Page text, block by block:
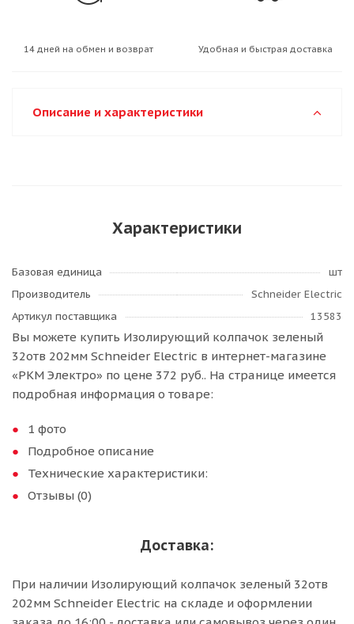
14 дней на обмен и возврат Удобная и быстрая доставка
Описание и характеристики
Характеристики
Базовая единица
шт
Производитель
Schneider Electric
Артикул поставщика
13583
Вы можете купить Изолирующий колпачок зеленый
32отв 202мм Schneider Electric в интернет-магазине
«РКМ Электро» по цене 372 руб.. На странице имеется
подробная информация о товаре:
1 фото
Подробное описание
Технические характеристики:
Отзывы (0)
Доставка:
При наличии Изолирующий колпачок зеленый 32отв
202мм Schneider Electric на складе и оформлении